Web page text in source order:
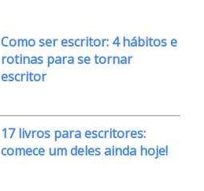
Como ser escritor: 4 hábitos e
rotinas para se tornar
escritor
17 livros para escritores:
comece um deles ainda hoje!